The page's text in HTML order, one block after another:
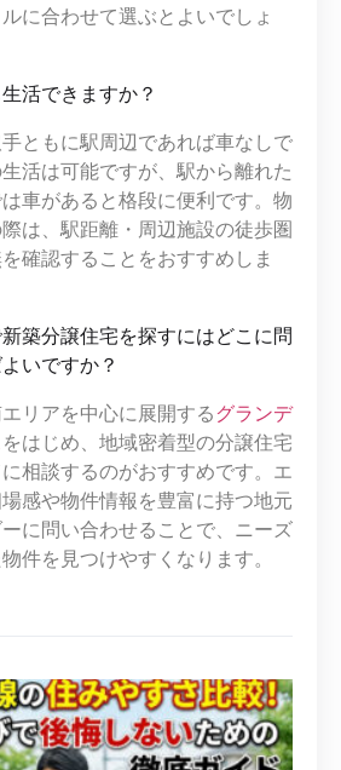
に合わせて選ぶとよいでしょ
活できますか？
ともに駅周辺であれば車なしで
活は可能ですが、駅から離れた
車があると格段に便利です。物
は、駅距離・周辺施設の徒歩圏
確認することをおすすめしま
築分譲住宅を探すにはどこに問
いですか？
リアを中心に展開するグランデ
をはじめ、地域密着型の分譲住宅
相談するのがおすすめです。エ
感や物件情報を豊富に持つ地元
に問い合わせることで、ニーズ
件を見つけやすくなります。